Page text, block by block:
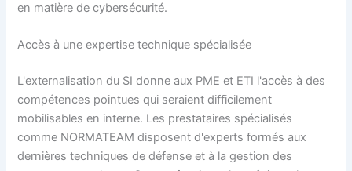
en matière de cybersécurité.
Accès à une expertise technique spécialisée
L'externalisation du SI donne aux PME et ETI l'accès à des
compétences pointues qui seraient difficilement
mobilisables en interne. Les prestataires spécialisés
comme NORMATEAM disposent d'experts formés aux
dernières techniques de défense et à la gestion des